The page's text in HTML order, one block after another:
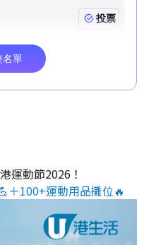
運動節2026！
＋100+運動用品攤位🔥